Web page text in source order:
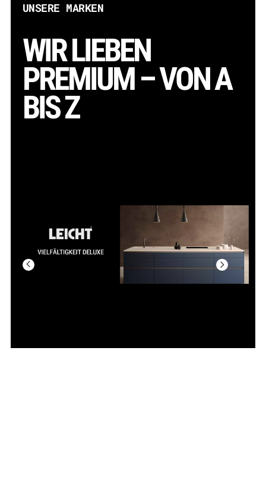
UNSERE MARKEN
WIR LIEBEN
PREMIUM – VON A
BIS Z